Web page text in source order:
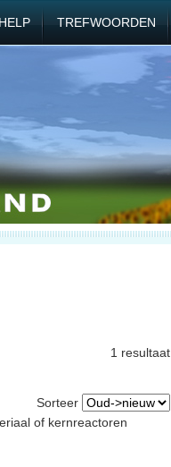
HELP TREFWOORDEN
1 resultaat
Sorteer
of kernreactoren